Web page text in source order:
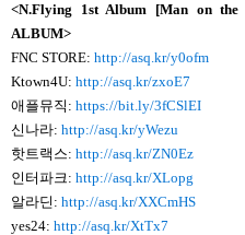
<N.Flying 1st Album [Man on the
ALBUM>
FNC STORE: http://asq.kr/y0ofm
Ktown4U: http://asq.kr/zxoE7
애플뮤직: https://bit.ly/3fCSlEI
신나라: http://asq.kr/yWezu
핫트랙스: http://asq.kr/ZN0Ez
인터파크: http://asq.kr/XLopg
알라딘: http://asq.kr/XXCmHS
yes24: http://asq.kr/XtTx7